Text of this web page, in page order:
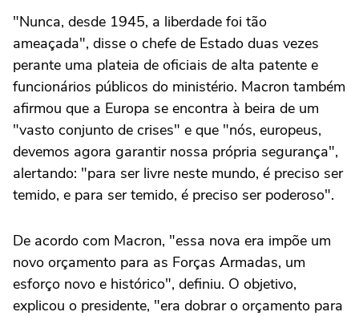
"Nunca, desde 1945, a liberdade foi tão
ameaçada", disse o chefe de Estado duas vezes
perante uma plateia de oficiais de alta patente e
funcionários públicos do ministério. Macron também
afirmou que a Europa se encontra à beira de um
"vasto conjunto de crises" e que "nós, europeus,
devemos agora garantir nossa própria segurança",
alertando: "para ser livre neste mundo, é preciso ser
temido, e para ser temido, é preciso ser poderoso".
De acordo com Macron, "essa nova era impõe um
novo orçamento para as Forças Armadas, um
esforço novo e histórico", definiu. O objetivo,
explicou o presidente, "era dobrar o orçamento para